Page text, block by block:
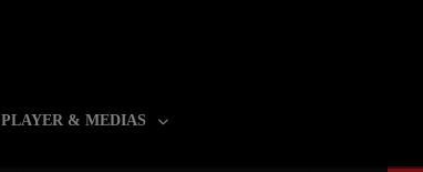
PLAYER & MEDIAS